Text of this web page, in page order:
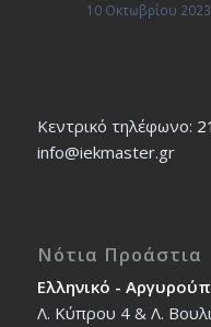
10 Οκτωβρίου
Κεντρικό τηλέφωνο:
info@iekmaster.gr
Νότια Προάστια
Ελληνικό -
Λ. Κύπρου 4 & Λ.